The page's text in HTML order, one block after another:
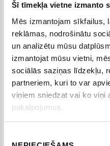
Šī tīmekļa vietne izmanto
Mēs izmantojam sīkfailus,
reklāmas, nodrošinātu
un analizētu mūsu
izmantojat mūsu vietni,
sociālās saziņas līdzekļu,
partneriem, kuri to var
viņiem sniedzat vai ko viņi
pakalpojumus.
koridora puses izmantojām
apdari, harmonizējošu ar
viesnīcas gadījumā
un ugunsdrošības
netika pieļauti.